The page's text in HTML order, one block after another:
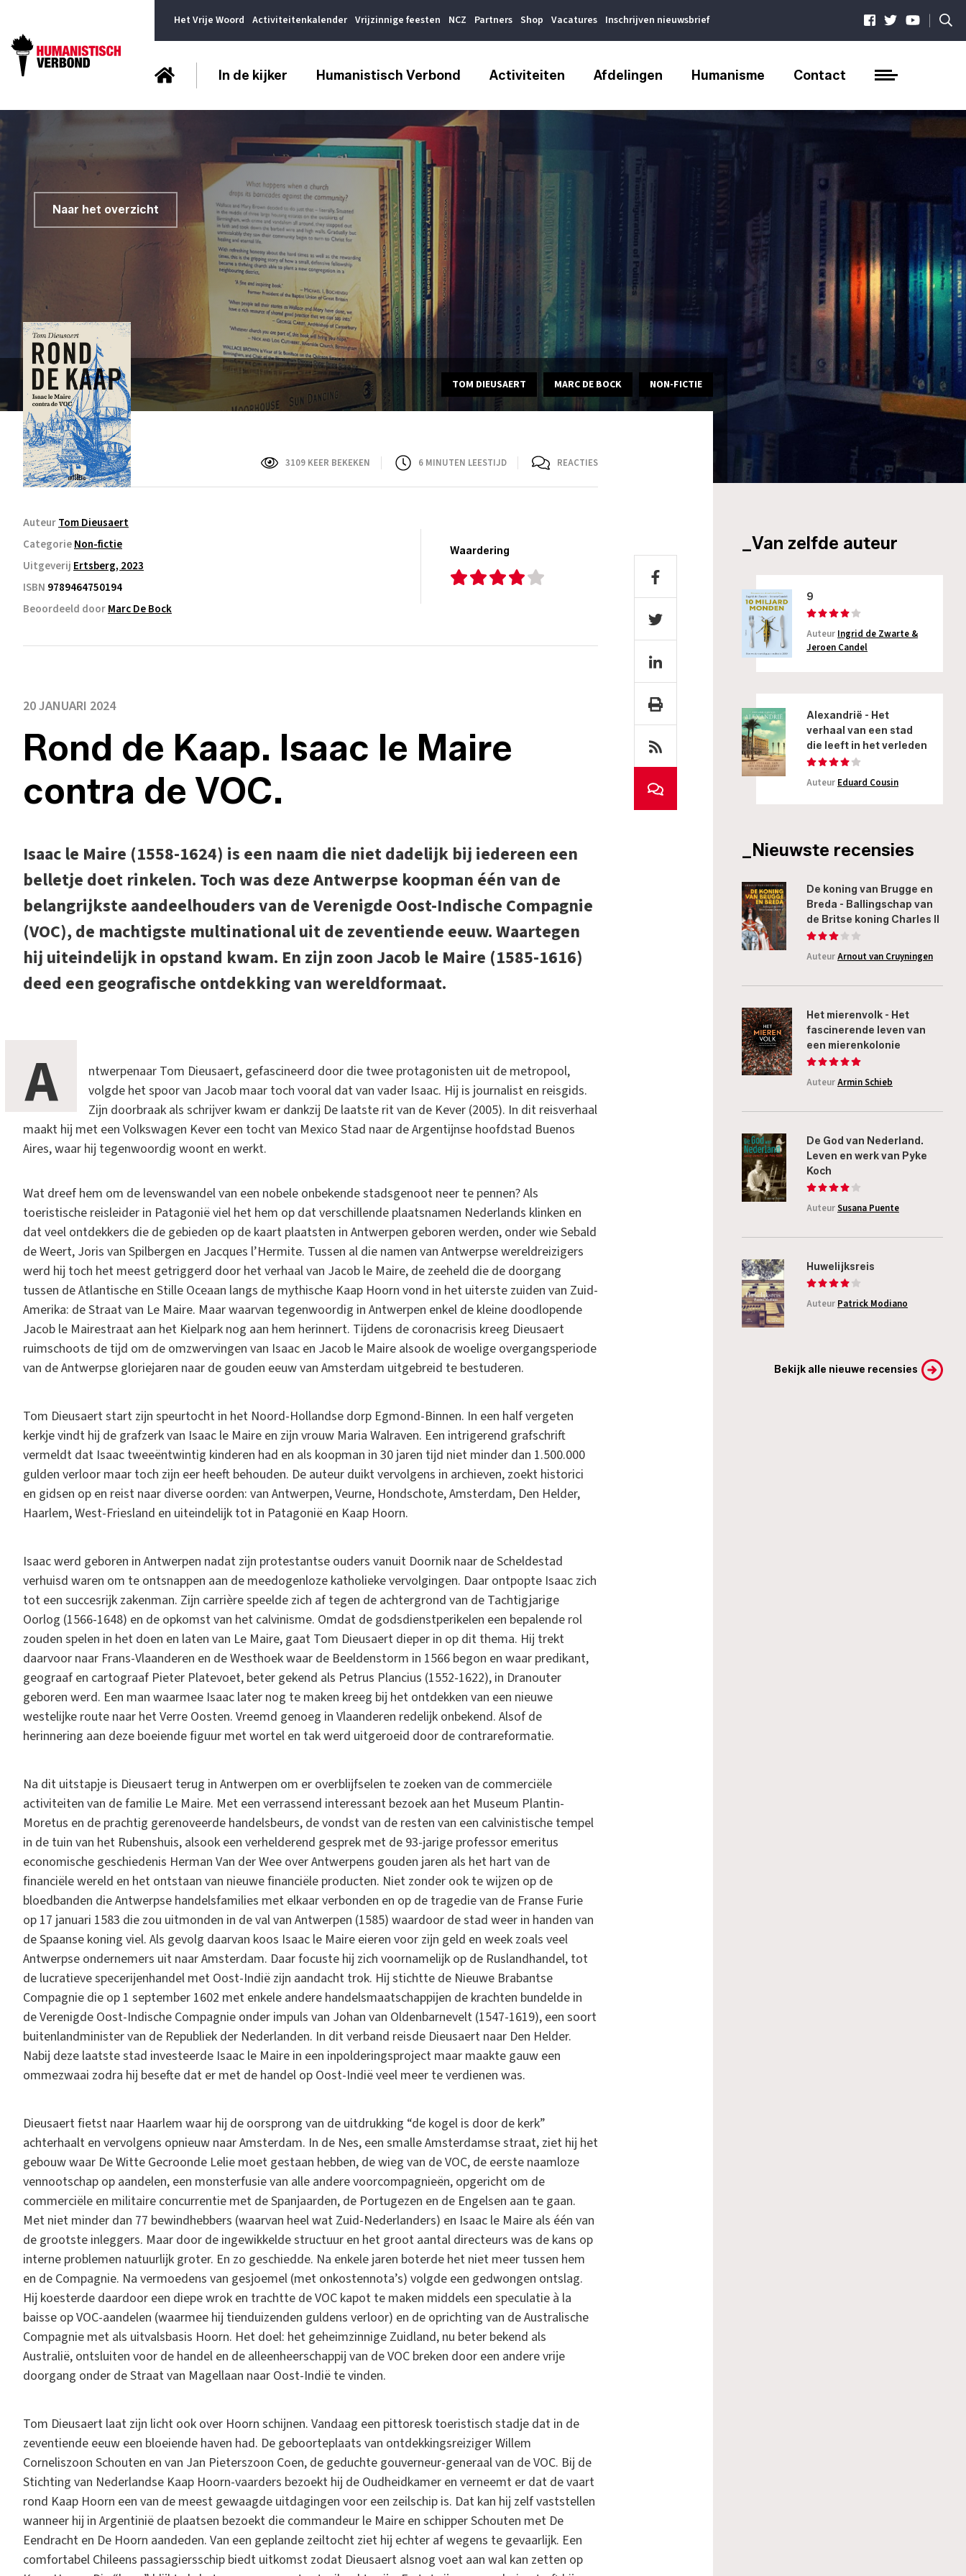
Het Vrije Woord Activiteitenkalender Vrijzinnige feesten NCZ Partners Shop Vacatures Inschrijven nieuwsbrief |
In de kijker Humanistisch Verbond Activiteiten Afdelingen Humanisme Contact
Naar het overzicht
TOM DIEUSAERT MARC DE BOCK NON-FICTIE
3109 KEER BEKEKEN 6 MINUTEN LEESTIJD REACTIES
AuteurTom Dieusaert
CategorieNon-fictie
Uitgeverij Ertsberg, 2023
ISBN 9789464750194
Beoordeeld doorMarc De Bock
Waardering
20 JANUARI 2024
Rond de Kaap. Isaac le Maire
contra de VOC.
Isaac le Maire (1558-1624) is een naam die niet dadelijk bij iedereen een
belletje doet rinkelen. Toch was deze Antwerpse koopman één van de
belangrijkste aandeelhouders van de Verenigde Oost-Indische Compagnie
(VOC), de machtigste multinational uit de zeventiende eeuw. Waartegen
hij uiteindelijk in opstand kwam. En zijn zoon Jacob le Maire (1585-1616)
deed een geografische ontdekking van wereldformaat.
A
ntwerpenaar Tom Dieusaert, gefascineerd door die twee protagonisten uit de metropool,
volgde het spoor van Jacob maar toch vooral dat van vader Isaac. Hij is journalist en reisgids.
Zijn doorbraak als schrijver kwam er dankzij De laatste rit van de Kever (2005). In dit reisverhaal
maakt hij met een Volkswagen Kever een tocht van Mexico Stad naar de Argentijnse hoofdstad Buenos
Aires, waar hij tegenwoordig woont en werkt.
Wat dreef hem om de levenswandel van een nobele onbekende stadsgenoot neer te pennen? Als
toeristische reisleider in Patagonië viel het hem op dat verschillende plaatsnamen Nederlands klinken en
dat veel ontdekkers die de gebieden op de kaart plaatsten in Antwerpen geboren werden, onder wie Sebald
de Weert, Joris van Spilbergen en Jacques l’Hermite. Tussen al die namen van Antwerpse wereldreizigers
werd hij toch het meest getriggerd door het verhaal van Jacob le Maire, de zeeheld die de doorgang
tussen de Atlantische en Stille Oceaan langs de mythische Kaap Hoorn vond in het uiterste zuiden van Zuid-
Amerika: de Straat van Le Maire. Maar waarvan tegenwoordig in Antwerpen enkel de kleine doodlopende
Jacob le Mairestraat aan het Kielpark nog aan hem herinnert. Tijdens de coronacrisis kreeg Dieusaert
ruimschoots de tijd om de omzwervingen van Isaac en Jacob le Maire alsook de woelige overgangsperiode
van de Antwerpse gloriejaren naar de gouden eeuw van Amsterdam uitgebreid te bestuderen.
Tom Dieusaert start zijn speurtocht in het Noord-Hollandse dorp Egmond-Binnen. In een half vergeten
kerkje vindt hij de grafzerk van Isaac le Maire en zijn vrouw Maria Walraven. Een intrigerend grafschrift
vermeldt dat Isaac tweeëntwintig kinderen had en als koopman in 30 jaren tijd niet minder dan 1.500.000
gulden verloor maar toch zijn eer heeft behouden. De auteur duikt vervolgens in archieven, zoekt historici
en gidsen op en reist naar diverse oorden: van Antwerpen, Veurne, Hondschote, Amsterdam, Den Helder,
Haarlem, West-Friesland en uiteindelijk tot in Patagonië en Kaap Hoorn.
Isaac werd geboren in Antwerpen nadat zijn protestantse ouders vanuit Doornik naar de Scheldestad
verhuisd waren om te ontsnappen aan de meedogenloze katholieke vervolgingen. Daar ontpopte Isaac zich
tot een succesrijk zakenman. Zijn carrière speelde zich af tegen de achtergrond van de Tachtigjarige
Oorlog (1566-1648) en de opkomst van het calvinisme. Omdat de godsdienstperikelen een bepalende rol
zouden spelen in het doen en laten van Le Maire, gaat Tom Dieusaert dieper in op dit thema. Hij trekt
daarvoor naar Frans-Vlaanderen en de Westhoek waar de Beeldenstorm in 1566 begon en waar predikant,
geograaf en cartograaf Pieter Platevoet, beter gekend als Petrus Plancius (1552-1622), in Dranouter
geboren werd. Een man waarmee Isaac later nog te maken kreeg bij het ontdekken van een nieuwe
westelijke route naar het Verre Oosten. Vreemd genoeg in Vlaanderen redelijk onbekend. Alsof de
herinnering aan deze boeiende figuur met wortel en tak werd uitgeroeid door de contrareformatie.
Na dit uitstapje is Dieusaert terug in Antwerpen om er overblijfselen te zoeken van de commerciële
activiteiten van de familie Le Maire. Met een verrassend interessant bezoek aan het Museum Plantin-
Moretus en de prachtig gerenoveerde handelsbeurs, de vondst van de resten van een calvinistische tempel
in de tuin van het Rubenshuis, alsook een verhelderend gesprek met de 93-jarige professor emeritus
economische geschiedenis Herman Van der Wee over Antwerpens gouden jaren als het hart van de
financiële wereld en het ontstaan van nieuwe financiële producten. Niet zonder ook te wijzen op de
bloedbanden die Antwerpse handelsfamilies met elkaar verbonden en op de tragedie van de Franse Furie
op 17 januari 1583 die zou uitmonden in de val van Antwerpen (1585) waardoor de stad weer in handen van
de Spaanse koning viel. Als gevolg daarvan koos Isaac le Maire eieren voor zijn geld en week zoals veel
Antwerpse ondernemers uit naar Amsterdam. Daar focuste hij zich voornamelijk op de Ruslandhandel, tot
de lucratieve specerijenhandel met Oost-Indië zijn aandacht trok. Hij stichtte de Nieuwe Brabantse
Compagnie die op 1 september 1602 met enkele andere handelsmaatschappijen de krachten bundelde in
de Verenigde Oost-Indische Compagnie onder impuls van Johan van Oldenbarnevelt (1547-1619), een soort
buitenlandminister van de Republiek der Nederlanden. In dit verband reisde Dieusaert naar Den Helder.
Nabij deze laatste stad investeerde Isaac le Maire in een inpolderingsproject maar maakte gauw een
ommezwaai zodra hij besefte dat er met de handel op Oost-Indië veel meer te verdienen was.
Dieusaert fietst naar Haarlem waar hij de oorsprong van de uitdrukking “de kogel is door de kerk”
achterhaalt en vervolgens opnieuw naar Amsterdam. In de Nes, een smalle Amsterdamse straat, ziet hij het
gebouw waar De Witte Gecroonde Lelie moet gestaan hebben, de wieg van de VOC, de eerste naamloze
vennootschap op aandelen, een monsterfusie van alle andere voorcompagnieën, opgericht om de
commerciële en militaire concurrentie met de Spanjaarden, de Portugezen en de Engelsen aan te gaan.
Met niet minder dan 77 bewindhebbers (waarvan heel wat Zuid-Nederlanders) en Isaac le Maire als één van
de grootste inleggers. Maar door de ingewikkelde structuur en het groot aantal directeurs was de kans op
interne problemen natuurlijk groter. En zo geschiedde. Na enkele jaren boterde het niet meer tussen hem
en de Compagnie. Na vermoedens van gesjoemel (met onkostennota’s) volgde een gedwongen ontslag.
Hij koesterde daardoor een diepe wrok en trachtte de VOC kapot te maken middels een speculatie à la
baisse op VOC-aandelen (waarmee hij tienduizenden guldens verloor) en de oprichting van de Australische
Compagnie met als uitvalsbasis Hoorn. Het doel: het geheimzinnige Zuidland, nu beter bekend als
Australië, ontsluiten voor de handel en de alleenheerschappij van de VOC breken door een andere vrije
doorgang onder de Straat van Magellaan naar Oost-Indië te vinden.
Tom Dieusaert laat zijn licht ook over Hoorn schijnen. Vandaag een pittoresk toeristisch stadje dat in de
zeventiende eeuw een bloeiende haven had. De geboorteplaats van ontdekkingsreiziger Willem
Corneliszoon Schouten en van Jan Pieterszoon Coen, de geduchte gouverneur-generaal van de VOC. Bij de
Stichting van Nederlandse Kaap Hoorn-vaarders bezoekt hij de Oudheidkamer en verneemt er dat de vaart
rond Kaap Hoorn een van de meest gewaagde uitdagingen voor een zeilschip is. Dat kan hij zelf vaststellen
wanneer hij in Argentinië de plaatsen bezoekt die commandeur le Maire en schipper Schouten met De
Eendracht en De Hoorn aandeden. Van een geplande zeiltocht ziet hij echter af wegens te gevaarlijk. Een
comfortabel Chileens passagiersschip biedt uitkomst zodat Dieusaert alsnog voet aan wal kan zetten op
_Van zelfde auteur
9
Auteur Ingrid de Zwarte &
Jeroen Candel
Alexandrië - Het
verhaal van een stad
die leeft in het verleden
Auteur Eduard Cousin
_Nieuwste recensies
De koning van Brugge en
Breda - Ballingschap van
de Britse koning Charles II
AuteurArnout van Cruyningen
Het mierenvolk - Het
fascinerende leven van
een mierenkolonie
AuteurArmin Schieb
De God van Nederland.
Leven en werk van Pyke
Koch
AuteurSusana Puente
Huwelijksreis
Auteur Patrick Modiano
Bekijk alle nieuwe recensies